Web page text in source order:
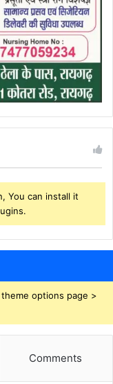
You can install it
options page >
Comments